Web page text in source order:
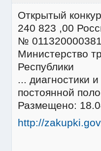
Открытый
240 823 ,00
№
Министерство
Республики
... диагностики
постоянной
Размещено:
http://